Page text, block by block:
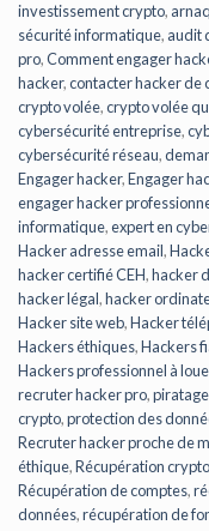
investissement crypto,
sécurité informatique, audit
pro,Comment engager
hacker,contacter hacker de
crypto volée,crypto volée
cybersécurité entreprise,
cybersécurité réseau,
Engager hacker,Engager
engager hacker
informatique,expert en
Hacker adresse email,
hacker certifié CEH,hacker
hacker légal,hacker
Hacker site web,Hacker
Hackers éthiques,Hackers
Hackers professionnel à
recruter hacker pro,
crypto,protection des
Recruter hacker proche de
éthique,Récupération
Récupération de comptes,
données,récupération de